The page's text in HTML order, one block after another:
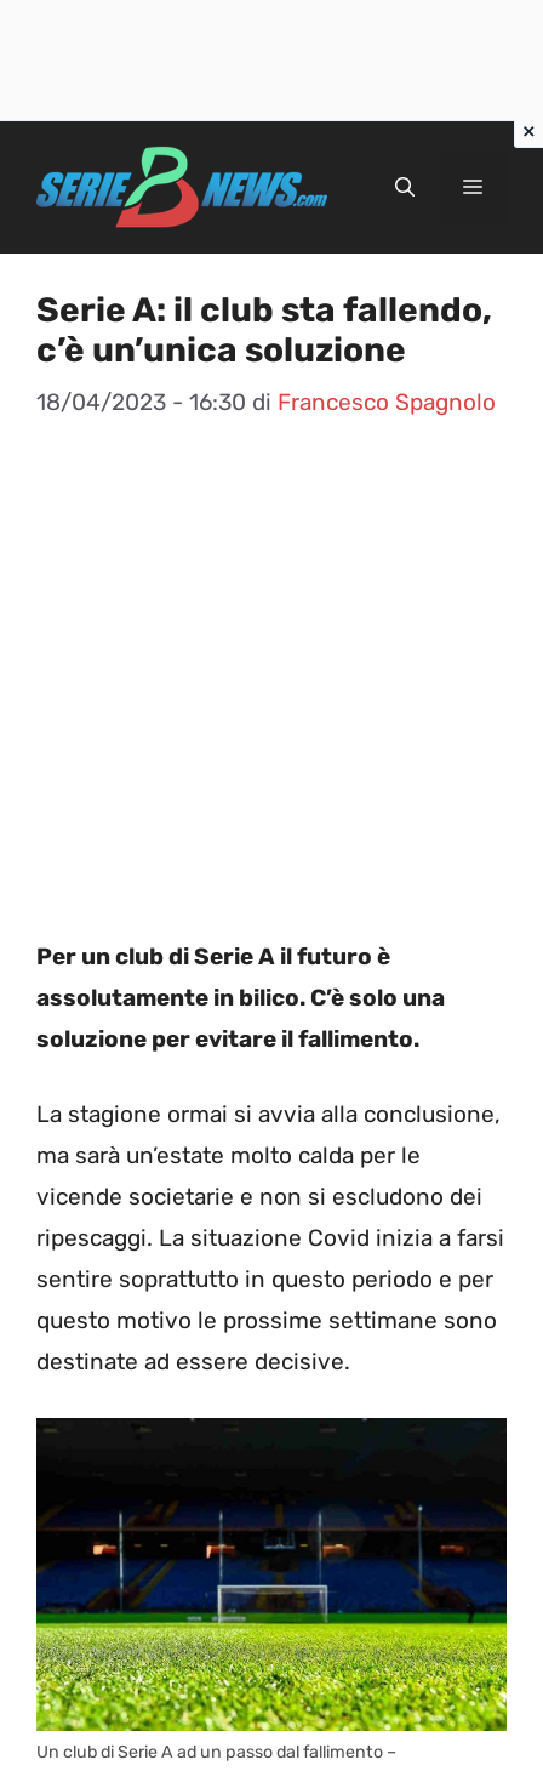
Menu
Serie A: il club sta fallendo,
c’è un’unica soluzione
18/04/2023 - 16:30 di Francesco Spagnolo
Per un club di Serie A il futuro è
assolutamente in bilico. C’è solo una
soluzione per evitare il fallimento.
La stagione ormai si avvia alla conclusione,
ma sarà un’estate molto calda per le
vicende societarie e non si escludono dei
ripescaggi. La situazione Covid inizia a farsi
sentire soprattutto in questo periodo e per
questo motivo le prossime settimane sono
destinate ad essere decisive.
Un club di Serie A ad un passo dal fallimento –